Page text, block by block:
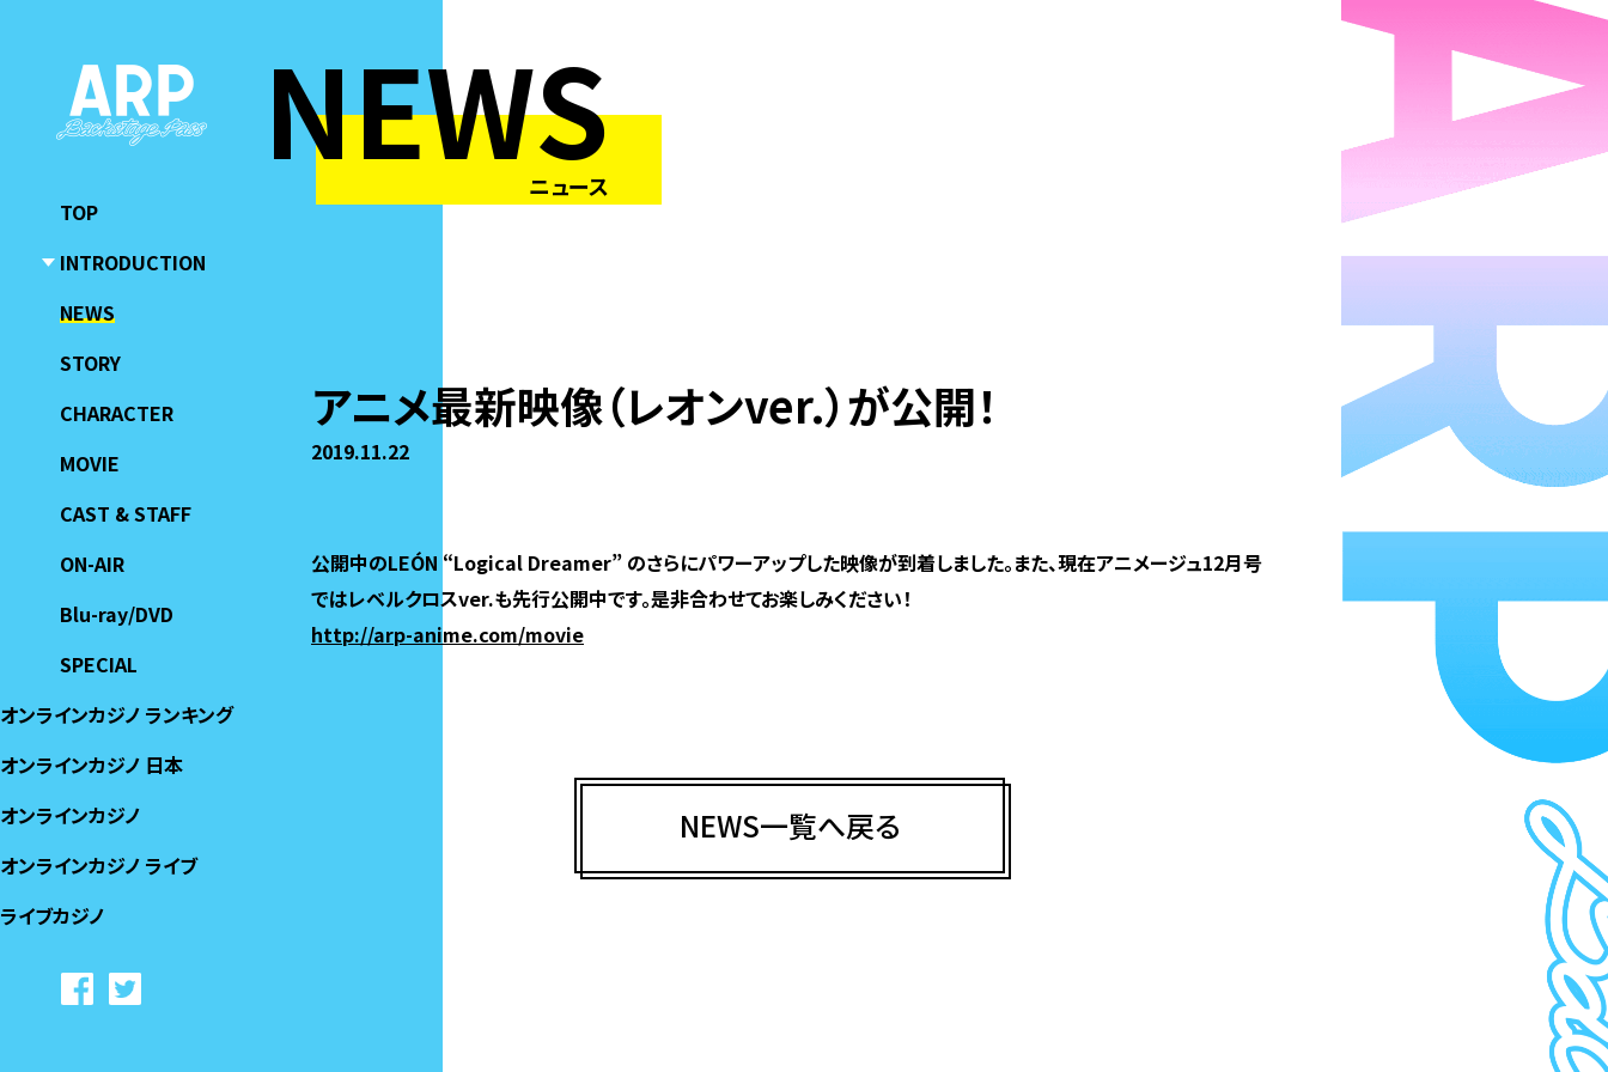
TOP
INTRODUCTION
NEWS
STORY
CHARACTER
MOVIE
CAST & STAFF
ON-AIR
Blu-ray/DVD
SPECIAL
オンラインカジノ ランキング
オンラインカジノ 日本
オンラインカジノ
オンラインカジノ ライブ
ライブカジノ
NEWS
ニュース
アニメ最新映像（レオンver.）が公開！
2019.11.22
公開中のLEÓN “Logical Dreamer” のさらにパワーアップした映像が到着しました。また、現在アニメージュ12月号
ではレベルクロスver.も先行公開中です。是非合わせてお楽しみください！
http://arp-anime.com/movie
NEWS一覧へ戻る